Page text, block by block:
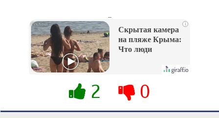
i
Скрытая камера
на пляже Крыма:
Что люди
их не видят...
2 0